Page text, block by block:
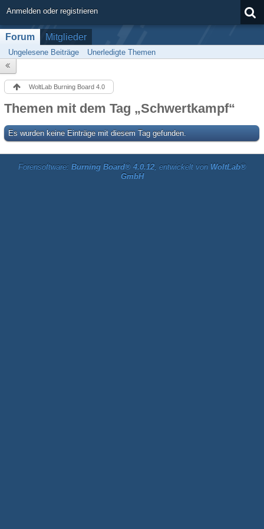
Anmelden oder registrieren
Forum Mitglieder
Ungelesene Beiträge Unerledigte Themen
WoltLab Burning Board 4.0
Themen mit dem Tag „Schwertkampf“
Es wurden keine Einträge mit diesem Tag gefunden.
Forensoftware: Burning Board® 4.0.12, entwickelt von WoltLab®
GmbH